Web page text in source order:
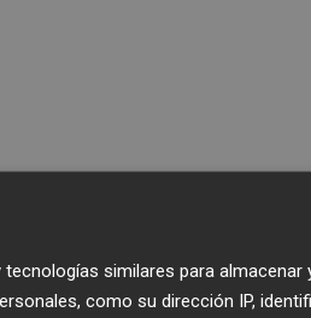
similares para almacenar
como su dirección IP,